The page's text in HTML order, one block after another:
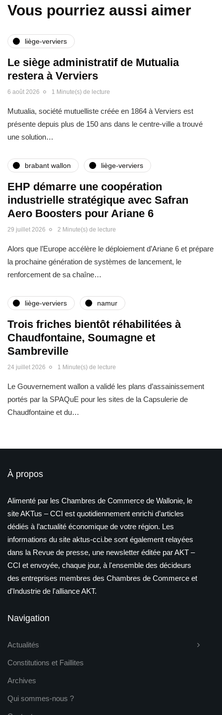
Vous pourriez aussi aimer
liège-verviers
Le siège administratif de Mutualia
restera à Verviers
6 août 2026 1 Minute(s) de lecture
Mutualia, société mutuelliste créée en 1864 à Verviers est
présente depuis plus de 150 ans dans le centre-ville a trouvé
une solution…
brabant wallon liège-verviers
EHP démarre une coopération
industrielle stratégique avec Safran
Aero Boosters pour Ariane 6
29 juillet 2026 2 Minute(s) de lecture
Alors que l’Europe accélère le déploiement d’Ariane 6 et prépare
la prochaine génération de systèmes de lancement, le
renforcement de sa chaîne…
liège-verviers namur
Trois friches bientôt réhabilitées à
Chaudfontaine, Soumagne et
Sambreville
24 juillet 2026 1 Minute(s) de lecture
Le Gouvernement wallon a validé les plans d’assainissement
portés par la SPAQuE pour les sites de la Capsulerie de
Chaudfontaine et du…
À propos
Alimenté par les Chambres de Commerce de Wallonie, le
site AKTus – CCI est quotidiennement enrichi d’articles
dédiés à l’actualité économique de votre région. Les
informations du site aktus-cci.be sont également relayées
dans la Revue de presse, une newsletter éditée par AKT –
CCI et envoyée, chaque jour, à l'ensemble des décideurs
des entreprises membres des Chambres de Commerce et
d'Industrie de l'alliance AKT.
Navigation
Actualités
Constitutions et Faillites
Archives
Qui sommes-nous ?